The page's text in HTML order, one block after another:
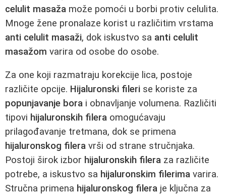
celulit masaža može pomoći u borbi protiv celulita.
Mnoge žene pronalaze korist u različitim vrstama
anti celulit masaži, dok iskustvo sa anti celulit
masažom varira od osobe do osobe.
Za one koji razmatraju korekcije lica, postoje
različite opcije. Hijaluronski fileri se koriste za
popunjavanje bora i obnavljanje volumena. Različiti
tipovi hijaluronskih filera omogućavaju
prilagođavanje tretmana, dok se primena
hijaluronskog filera vrši od strane stručnjaka.
Postoji širok izbor hijaluronskih filera za različite
potrebe, a iskustvo sa hijaluronskim filerima varira.
Stručna primena hijaluronskog filera je ključna za